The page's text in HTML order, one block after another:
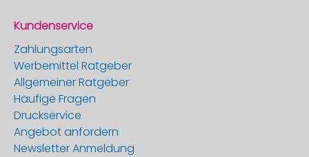
Kundenservice
Zahlungsarten
Werbemittel Ratgeber
Allgemeiner Ratgeber
Häufige Fragen
Druckservice
Angebot anfordern
Newsletter Anmeldung